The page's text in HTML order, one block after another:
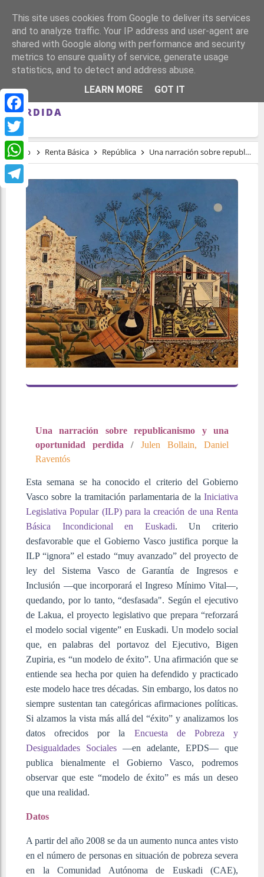
Facebook
Twitter
WhatsApp
UNA NARRACIÓN SOBRE
REPUBLICANISMO Y UNA OPORTUNIDAD
PERDIDA
Inicio Renta Básica República Una narración sobre republicanismo y una oportunidad perdida
Una narración sobre republicanismo y una
oportunidad perdida /Julen Bollain, Daniel
Raventós
Esta semana se ha conocido el criterio del Gobierno
Vasco sobre la tramitación parlamentaria de la Iniciativa
Legislativa Popular (ILP) para la creación de una Renta
Básica Incondicional en Euskadi. Un criterio
desfavorable que el Gobierno Vasco justifica porque la
ILP “ignora” el estado “muy avanzado” del proyecto de
ley del Sistema Vasco de Garantía de Ingresos e
Inclusión —que incorporará el Ingreso Mínimo Vital—,
quedando, por lo tanto, “desfasada". Según el ejecutivo
de Lakua, el proyecto legislativo que prepara “reforzará
el modelo social vigente” en Euskadi. Un modelo social
que, en palabras del portavoz del Ejecutivo, Bigen
Zupiria, es “un modelo de éxito”. Una afirmación que se
entiende sea hecha por quien ha defendido y practicado
este modelo hace tres décadas. Sin embargo, los datos no
siempre sustentan tan categóricas afirmaciones políticas.
Si alzamos la vista más allá del “éxito” y analizamos los
datos ofrecidos por la Encuesta de Pobreza y
Desigualdades Sociales —en adelante, EPDS— que
publica bienalmente el Gobierno Vasco, podremos
observar que este “modelo de éxito” es más un deseo
que una realidad.
Datos
A partir del año 2008 se da un aumento nunca antes visto
en el número de personas en situación de pobreza severa
en la Comunidad Autónoma de Euskadi (CAE),
This site uses cookies from Google to deliver its services
and to analyze traffic. Your IP address and user-agent are
shared with Google along with performance and security
metrics to ensure quality of service, generate usage
statistics, and to detect and address abuse.
LEARN MORE
GOT IT